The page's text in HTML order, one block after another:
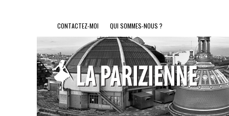
CONTACTEZ-MOI QUI SOMMES-NOUS ?